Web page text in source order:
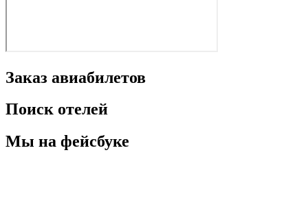
Заказ авиабилетов
Поиск отелей
Мы на фейсбуке